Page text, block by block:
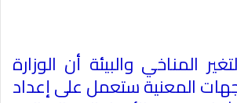
المناخي والبيئة أن الوزارة
المعنية ستعمل على إعداد